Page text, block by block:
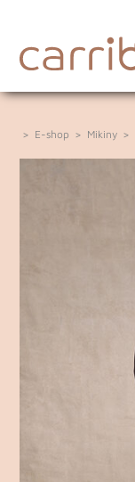
> E-shop > Mikiny >